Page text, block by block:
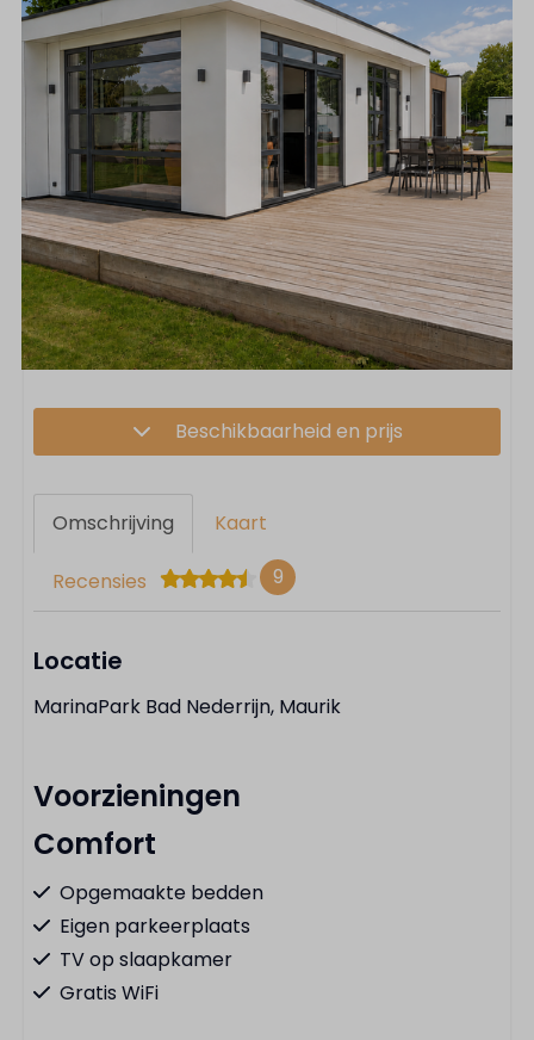
Beschikbaarheid en prijs
Omschrijving Kaart
Recensies 9
Locatie
MarinaPark Bad Nederrijn, Maurik
Voorzieningen
Comfort
Opgemaakte bedden
Eigen parkeerplaats
TV op slaapkamer
Gratis WiFi